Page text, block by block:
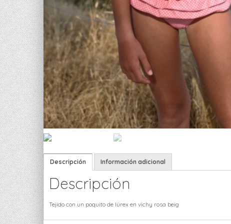
Descripción Información adicional
Descripción
Tejido con un poquito de lúrex en vichy rosa beig